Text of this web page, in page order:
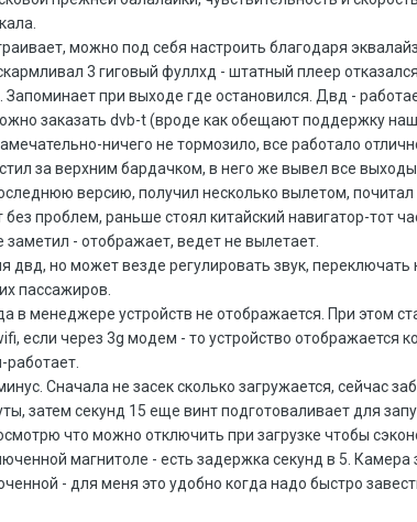
можно под себя настроить благодаря
3 гиговый фуллхд - штатный плеер
при выходе где остановился. Двд -
заказать dvb-t (вроде как обещают поддержку
ничего не тормозило, все работало
за верхним бардачком, в него же вывел все выходы,
версию, получил несколько вылетом,
проблем, раньше стоял китайский навигатор-тот
заметил - отображает, ведет не вылетает.
двд, но может везде регулировать звук,
пассажиров.
в менеджере устройств не отображается. При этом
если через 3g модем - то устройство отображается
работает.
Сначала не засек сколько загружается, сейчас
затем секунд 15 еще винт подготоваливает для
что можно отключить при загрузке чтобы
магнитоле - есть задержка секунд в 5.
- для меня это удобно когда надо быстро